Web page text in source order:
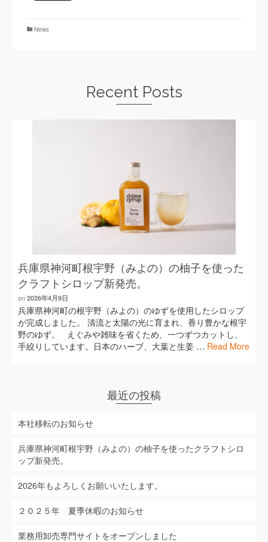
News
Recent Posts
兵庫県神河町根宇野（みよの）の柚子を使った
クラフトシロップ新発売。
on 2026年4月9日
兵庫県神河町の根宇野（みよの）のゆずを使用したシロップ
が完成しました。 清流と太陽の光に育まれ、香り豊かな根宇
野のゆず。 えぐみや雑味を省くため、一つずつカットし、
手絞りしています。日本のハーブ、大葉と生姜 … Read More
最近の投稿
本社移転のお知らせ
兵庫県神河町根宇野（みよの）の柚子を使ったクラフトシロ
ップ新発売。
2026年もよろしくお願いいたします。
２０２５年 夏季休暇のお知らせ
業務用卸売専門サイトをオープンしました